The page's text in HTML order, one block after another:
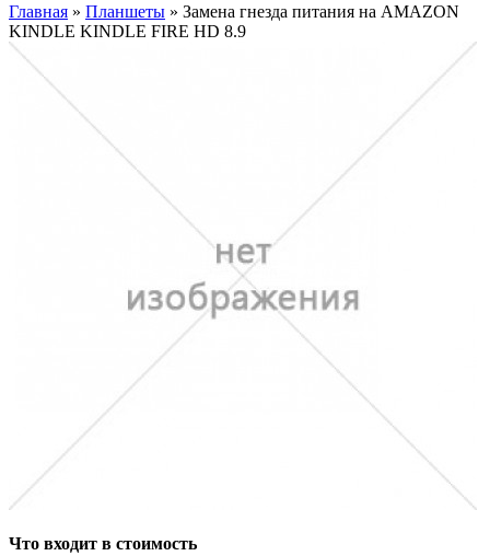
Главная » Планшеты » Замена гнезда питания на AMAZON
KINDLE KINDLE FIRE HD 8.9
Что входит в стоимость